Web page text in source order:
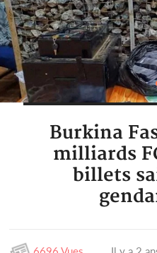
Burkina
milliards
billets